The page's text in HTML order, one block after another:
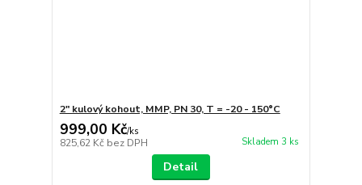
2" kulový kohout, MMP, PN 30, T = -20 - 150°C
999,00 Kč/ks
825,62 Kč bez DPH Skladem 3 ks
Detail